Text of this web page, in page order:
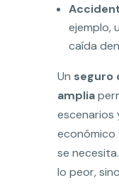
ejemplo,
caída
Un seguro
amplia
escenarios
económico
se
lo peor,